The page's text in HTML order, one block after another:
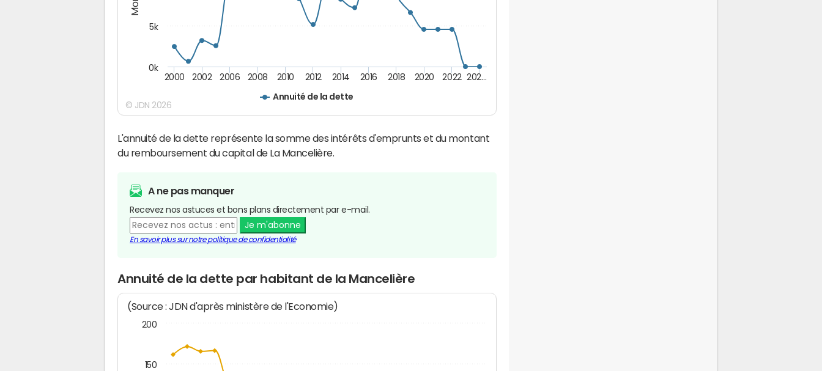
Annuité de la dette
2000 2002 2006 2008 2010 2012 2014 2016 2018 2020 2022 202…
0k
5k
© JDN 2026
L'annuité de la dette représente la somme des intérêts d'emprunts et du montant
du remboursement du capital de La Mancelière.
A ne pas manquer
Recevez nos astuces et bons plans directement par e-mail.
Je m'abonne
En savoir plus sur notre politique de confidentialité
Annuité de la dette par habitant de la Mancelière
(Source : JDN d'après ministère de l'Economie)
150
200